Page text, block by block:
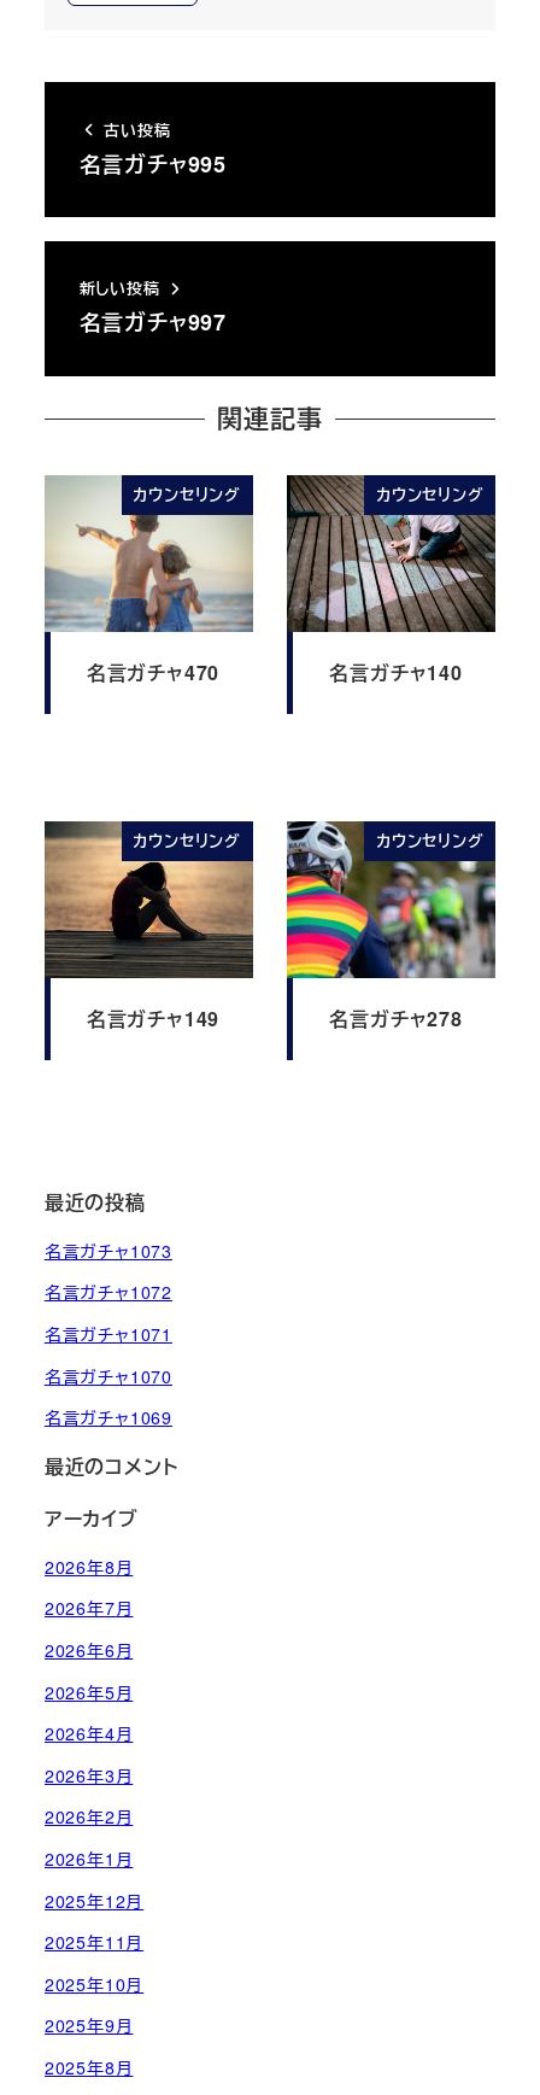
古い投稿
名言ガチャ995
新しい投稿
名言ガチャ997
関連記事
カウンセリング
名言ガチャ470
カウンセリング
名言ガチャ140
カウンセリング
名言ガチャ149
カウンセリング
名言ガチャ278
最近の投稿
名言ガチャ1073
名言ガチャ1072
名言ガチャ1071
名言ガチャ1070
名言ガチャ1069
最近のコメント
アーカイブ
2026年8月
2026年7月
2026年6月
2026年5月
2026年4月
2026年3月
2026年2月
2026年1月
2025年12月
2025年11月
2025年10月
2025年9月
2025年8月